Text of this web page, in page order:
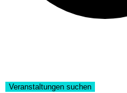
Veranstaltungen suchen